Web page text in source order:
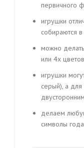
первичного
игрушки
собираются
можно
или 4х цветов
игрушки
серый), а
делаем
символы